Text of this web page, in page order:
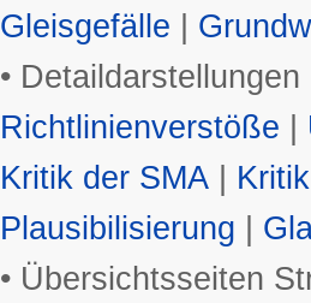
Gleisgefälle
•
Richtlinienverstöße
Kritik der SMA
Plausibilisierung
• Übersichtsseiten